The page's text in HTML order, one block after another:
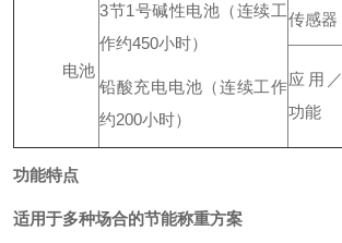
电池
3节1号碱性电池（连续工
作约450小时）
铅酸充电电池（连续工作
约200小时）
传感器
应用／
功能
功能特点
适用于多种场合的节能称重方案